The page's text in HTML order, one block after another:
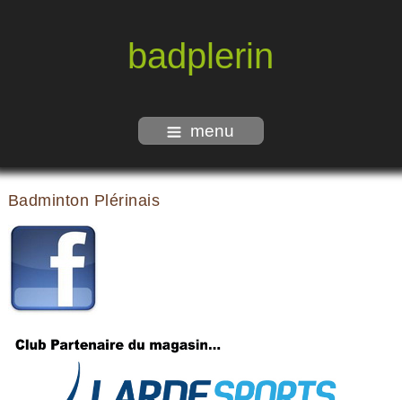
badplerin
menu
Badminton Plérinais